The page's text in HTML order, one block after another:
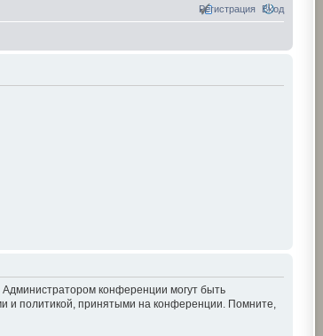
Вход
Регистрация
конференции могут быть
и политикой, принятыми на конференции. Помните,